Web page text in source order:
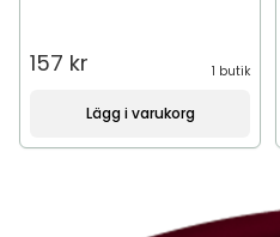
157 kr 1 butik
Lägg i varukorg